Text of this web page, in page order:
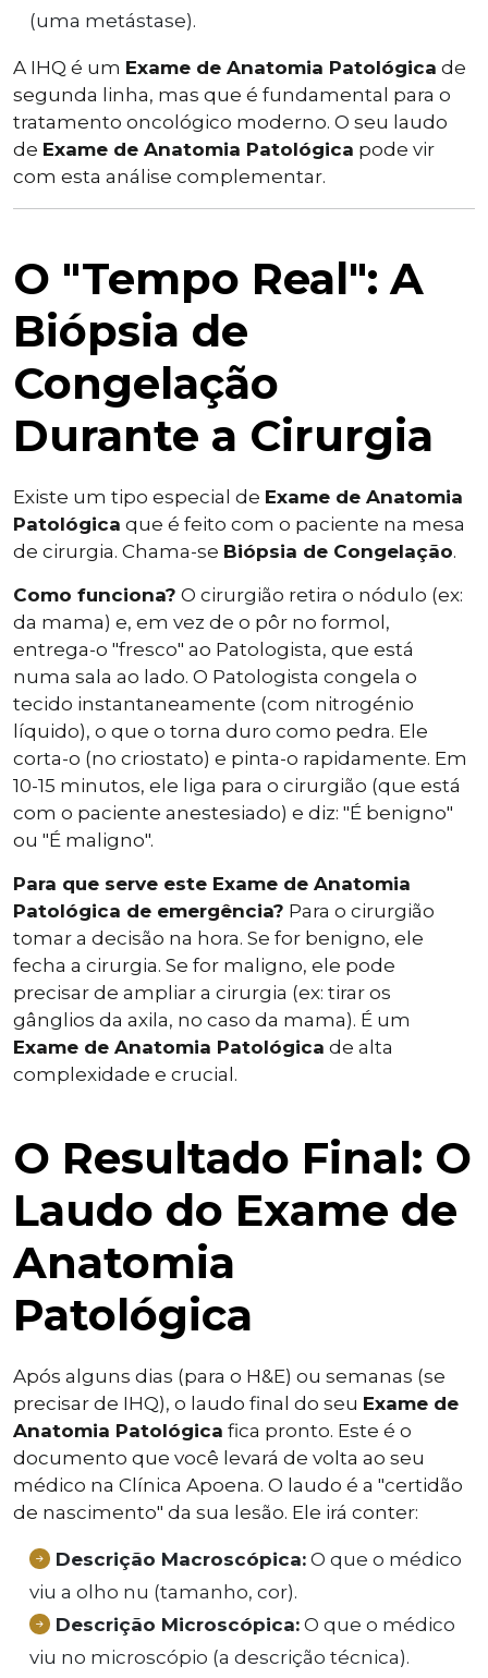
(uma metástase).
A IHQ é um Exame de Anatomia Patológica de
segunda linha, mas que é fundamental para o
tratamento oncológico moderno. O seu laudo
de Exame de Anatomia Patológica pode vir
com esta análise complementar.
O "Tempo Real": A
Biópsia de
Congelação
Durante a Cirurgia
Existe um tipo especial de Exame de Anatomia
Patológica que é feito com o paciente na mesa
de cirurgia. Chama-se Biópsia de Congelação.
Como funciona? O cirurgião retira o nódulo (ex:
da mama) e, em vez de o pôr no formol,
entrega-o "fresco" ao Patologista, que está
numa sala ao lado. O Patologista congela o
tecido instantaneamente (com nitrogénio
líquido), o que o torna duro como pedra. Ele
corta-o (no criostato) e pinta-o rapidamente. Em
10-15 minutos, ele liga para o cirurgião (que está
com o paciente anestesiado) e diz: "É benigno"
ou "É maligno".
Para que serve este Exame de Anatomia
Patológica de emergência? Para o cirurgião
tomar a decisão na hora. Se for benigno, ele
fecha a cirurgia. Se for maligno, ele pode
precisar de ampliar a cirurgia (ex: tirar os
gânglios da axila, no caso da mama). É um
Exame de Anatomia Patológica de alta
complexidade e crucial.
O Resultado Final: O
Laudo do Exame de
Anatomia
Patológica
Após alguns dias (para o H&E) ou semanas (se
precisar de IHQ), o laudo final do seu Exame de
Anatomia Patológica fica pronto. Este é o
documento que você levará de volta ao seu
médico na Clínica Apoena. O laudo é a "certidão
de nascimento" da sua lesão. Ele irá conter:
Descrição Macroscópica: O que o médico
viu a olho nu (tamanho, cor).
Descrição Microscópica: O que o médico
viu no microscópio (a descrição técnica).